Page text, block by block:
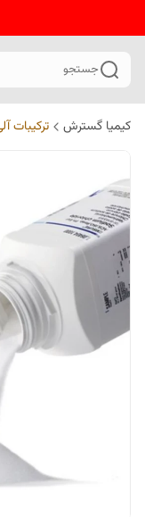
جستجو
کیمیا گسترش ترکیبات